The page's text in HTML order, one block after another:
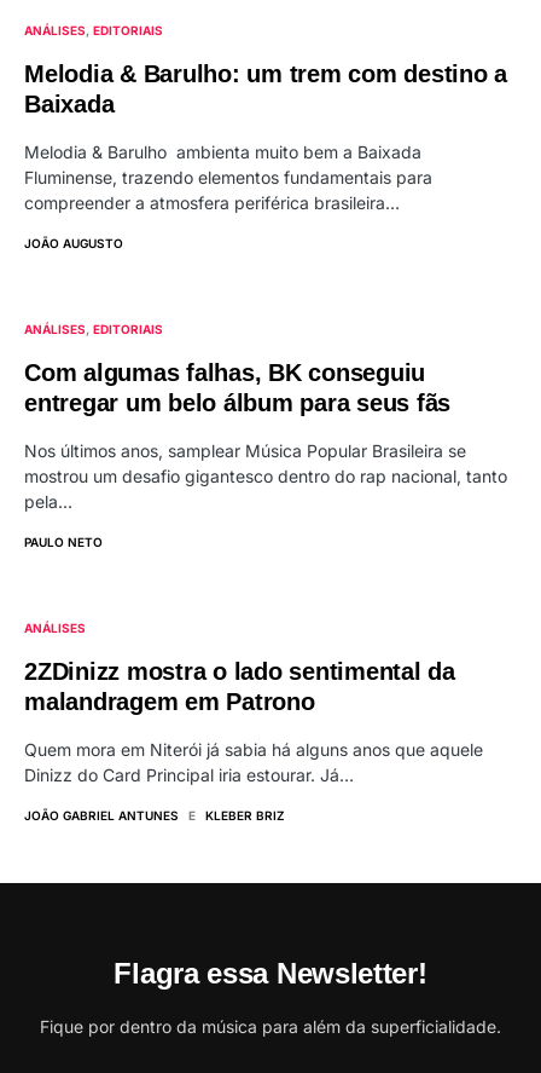
ANÁLISES EDITORIAIS
Melodia & Barulho: um trem com destino a
Baixada
Melodia & Barulho ambienta muito bem a Baixada
Fluminense, trazendo elementos fundamentais para
compreender a atmosfera periférica brasileira…
JOÃO AUGUSTO
ANÁLISES EDITORIAIS
Com algumas falhas, BK conseguiu
entregar um belo álbum para seus fãs
Nos últimos anos, samplear Música Popular Brasileira se
mostrou um desafio gigantesco dentro do rap nacional, tanto
pela…
PAULO NETO
ANÁLISES
2ZDinizz mostra o lado sentimental da
malandragem em Patrono
Quem mora em Niterói já sabia há alguns anos que aquele
Dinizz do Card Principal iria estourar. Já…
JOÃO GABRIEL ANTUNES E KLEBER BRIZ
Flagra essa Newsletter!
Fique por dentro da música para além da superficialidade.